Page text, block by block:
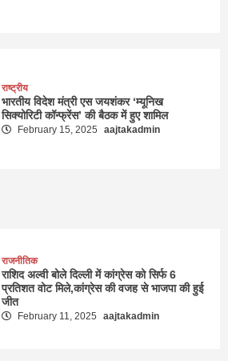
राष्ट्रीय
भारतीय विदेश मंत्री एस जयशंकर ‘म्यूनिख
सिक्योरिटी कॉन्फ्रेंस’ की बैठक में हुए शामिल
February 15, 2025 aajtakadmin
राजनीतिक
राशिद अल्वी बोले दिल्ली में कांग्रेस को सिर्फ 6
प्रतिशत वोट मिले,कांग्रेस की वजह से भाजपा की हुई
जीत
February 11, 2025 aajtakadmin